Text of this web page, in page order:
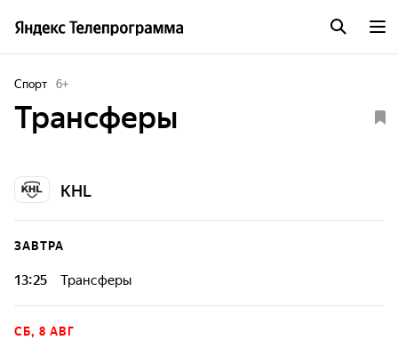
Спорт 6+
Трансферы
KHL
ЗАВТРА
13:25 Трансферы
СБ, 8 АВГ